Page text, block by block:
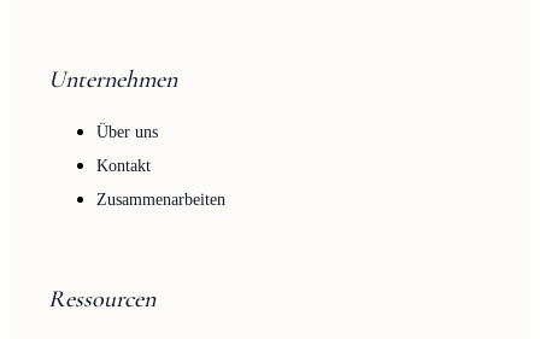
Unternehmen
Über uns
Kontakt
Zusammenarbeiten
Ressourcen